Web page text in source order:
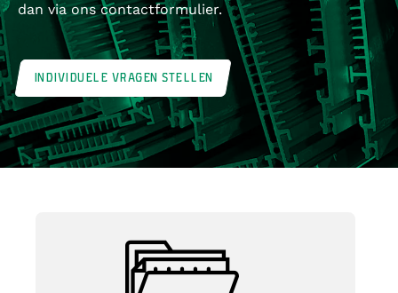
dan via ons contactformulier.
INDIVIDUELE VRAGEN STELLEN